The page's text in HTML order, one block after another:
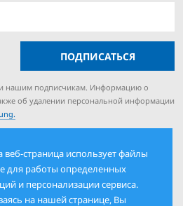
ПОДПИСАТЬСЯ
нашим подписчикам. Информацию о
об удалении персональной информации
страница использует файлы
для работы определенных
и персонализации сервиса.
на нашей странице, Вы